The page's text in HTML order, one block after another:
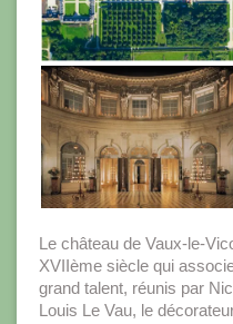
Le château de Vaux-le-
XVIIème siècle qui
grand talent, réunis par
Louis Le Vau, le